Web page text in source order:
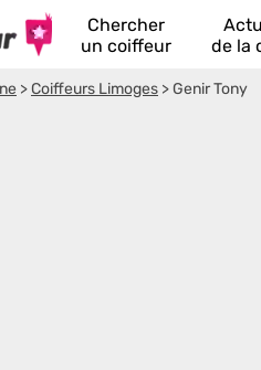
Chercher
un coiffeur
de la
>Coiffeurs Limoges >Genir Tony